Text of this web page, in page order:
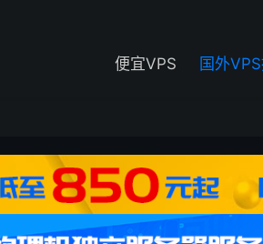
便宜VPS 国外